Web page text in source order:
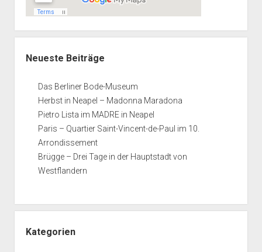
Neueste Beiträge
Das Berliner Bode-Museum
Herbst in Neapel – Madonna Maradona
Pietro Lista im MADRE in Neapel
Paris – Quartier Saint-Vincent-de-Paul im 10.
Arrondissement
Brügge – Drei Tage in der Hauptstadt von
Westflandern
Kategorien